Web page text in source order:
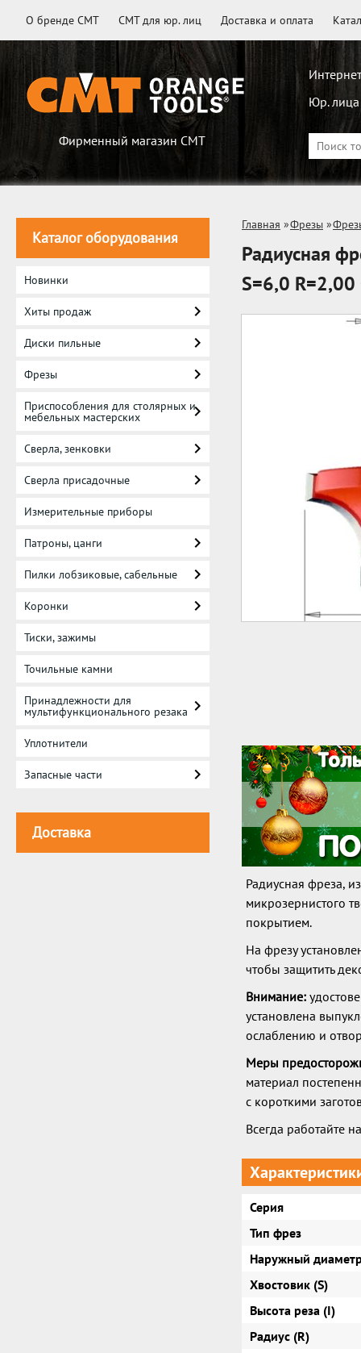
О бренде CMT CMT для юр. лиц Доставка и оплата
Фирменный магазин CMT
Юр. лица
Каталог оборудования
Новинки
Хиты продаж
Диски пильные
Фрезы
Приспособления для столярных и
мебельных мастерских
Сверла, зенковки
Сверла присадочные
Измерительные приборы
Патроны, цанги
Пилки лобзиковые, сабельные
Коронки
Тиски, зажимы
Точильные камни
Принадлежности для
мультифункционального резака
Уплотнители
Запасные части
Доставка
Главная »Фрезы »
Радиусная
S=6,0
Радиусная фреза,
микрозернистого
покрытием.
На фрезу
чтобы защитить
Внимание:
установлена
ослаблению и
Меры
материал
с короткими
Всегда работайте
Серия
Тип фрез
Наружный
Хвостовик (S)
Высота реза (I)
Радиус (R)